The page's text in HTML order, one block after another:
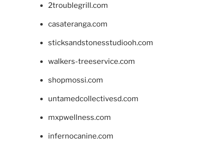
2troublegrill.com
casateranga.com
sticksandstonesstudiooh.com
walkers-treeservice.com
shopmossi.com
untamedcollectivesd.com
mxpwellness.com
infernocanine.com